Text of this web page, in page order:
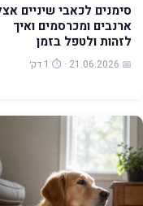
סימנים לכאבי שיניים אצל
ארנבים ומכרסמים ואיך
לזהות ולטפל בזמן
📅 21.06.2026 · ⏱️ 1 דק׳